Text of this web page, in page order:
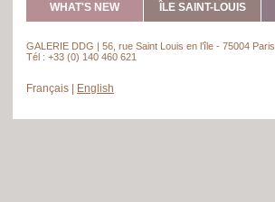
WHAT'S NEW ÎLE SAINT-LOUIS
GALERIE DDG | 56, rue Saint Louis en l’île - 75004 Paris
Tél : +33 (0) 140 460 621
Français English